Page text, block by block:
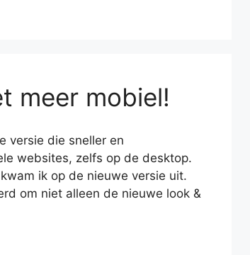
meer mobiel!
versie die sneller en
websites, zelfs op de desktop.
ik op de nieuwe versie uit.
om niet alleen de nieuwe look &